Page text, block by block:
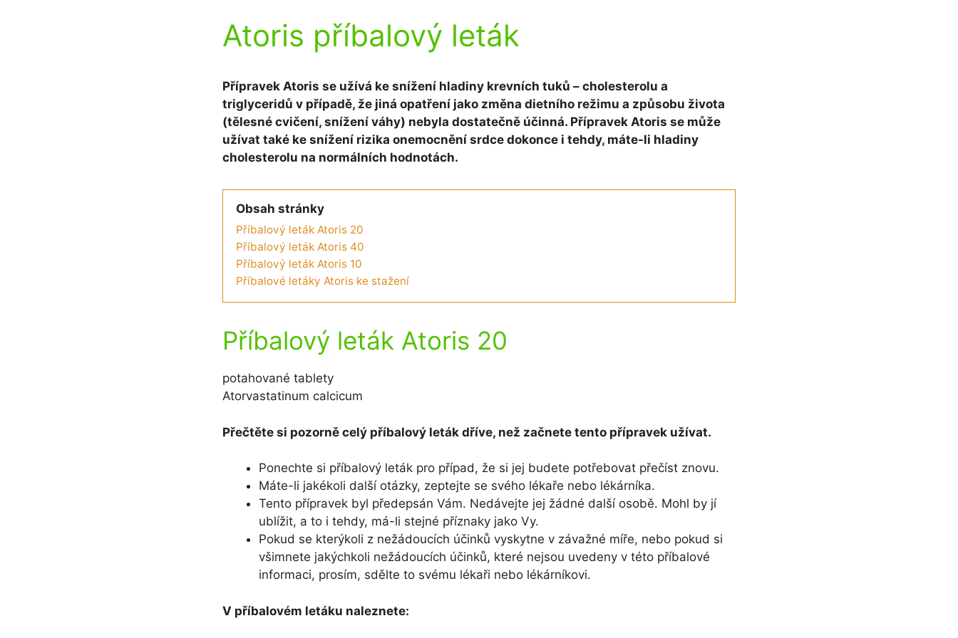
Atoris příbalový leták
Přípravek Atoris se užívá ke snížení hladiny krevních tuků – cholesterolu a
triglyceridů v případě, že jiná opatření jako změna dietního režimu a způsobu života
(tělesné cvičení, snížení váhy) nebyla dostatečně účinná. Přípravek Atoris se může
užívat také ke snížení rizika onemocnění srdce dokonce i tehdy, máte-li hladiny
cholesterolu na normálních hodnotách.
Obsah stránky
Příbalový leták Atoris 20
Příbalový leták Atoris 40
Příbalový leták Atoris 10
Příbalové letáky Atoris ke stažení
Příbalový leták Atoris 20
potahované tablety
Atorvastatinum calcicum
Přečtěte si pozorně celý příbalový leták dříve, než začnete tento přípravek užívat.
Ponechte si příbalový leták pro případ, že si jej budete potřebovat přečíst znovu.
Máte-li jakékoli další otázky, zeptejte se svého lékaře nebo lékárníka.
Tento přípravek byl předepsán Vám. Nedávejte jej žádné další osobě. Mohl by jí
ublížit, a to i tehdy, má-li stejné příznaky jako Vy.
Pokud se kterýkoli z nežádoucích účinků vyskytne v závažné míře, nebo pokud si
všimnete jakýchkoli nežádoucích účinků, které nejsou uvedeny v této příbalové
informaci, prosím, sdělte to svému lékaři nebo lékárníkovi.
V příbalovém letáku naleznete: